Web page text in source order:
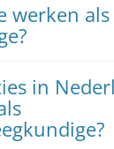
werken
in